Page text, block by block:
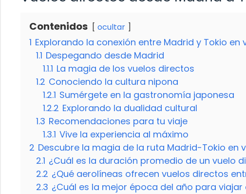
Contenidos ocultar
1 Explorando la conexión entre Madrid y Tokio en
1.1 Despegando desde Madrid
1.1.1 La magia de los vuelos directos
1.2 Conociendo la cultura nipona
1.2.1 Sumérgete en la gastronomía japonesa
1.2.2 Explorando la dualidad cultural
1.3 Recomendaciones para tu viaje
1.3.1 Vive la experiencia al máximo
2 Descubre la magia de la ruta Madrid-Tokio en
2.1 ¿Cuál es la duración promedio de un vuelo
2.2 ¿Qué aerolíneas ofrecen vuelos directos
2.3 ¿Cuál es la mejor época del año para